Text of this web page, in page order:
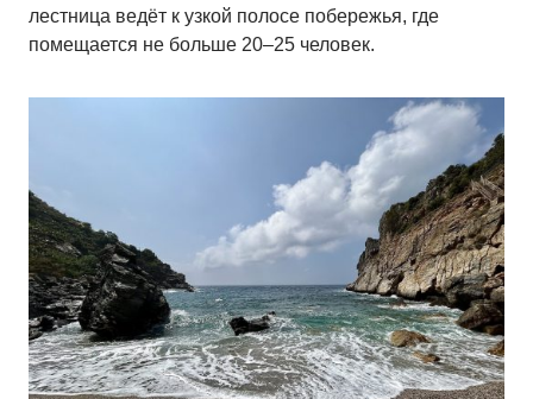
лестница ведёт к узкой полосе побережья, где
помещается не больше 20–25 человек.